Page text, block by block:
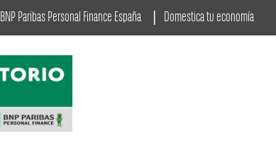
BNP Paribas Personal Finance España Domestica tu economía